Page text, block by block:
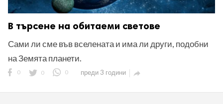
В търсене на обитаеми светове
Сами ли сме във вселената и има ли други, подобни
на Земята планети.
0 0 0 преди 3 години 